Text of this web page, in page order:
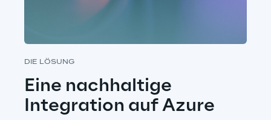
DIE LÖSUNG
Eine nachhaltige
Integration auf Azure